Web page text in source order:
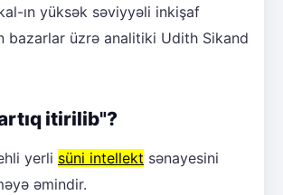
ın yüksək səviyyəli inkişaf
bazarlar üzrə analitiki Udith Sikand
itirilib"?
yerli süni intellekt sənayesini
əmindir.